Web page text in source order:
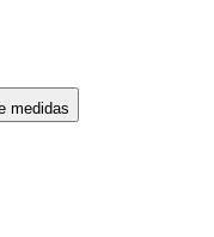
medidas